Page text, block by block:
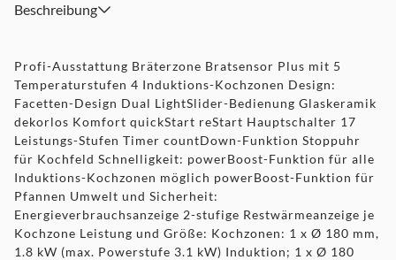
Beschreibung
Profi-Ausstattung Bräterzone Bratsensor Plus mit 5
Temperaturstufen 4 Induktions-Kochzonen Design:
Facetten-Design Dual LightSlider-Bedienung Glaskeramik
dekorlos Komfort quickStart reStart Hauptschalter 17
Leistungs-Stufen Timer countDown-Funktion Stoppuhr
für Kochfeld Schnelligkeit: powerBoost-Funktion für alle
Induktions-Kochzonen möglich powerBoost-Funktion für
Pfannen Umwelt und Sicherheit:
Energieverbrauchsanzeige 2-stufige Restwärmeanzeige je
Kochzone Leistung und Größe: Kochzonen: 1 x Ø 180 mm,
1.8 kW (max. Powerstufe 3.1 kW) Induktion; 1 x Ø 180